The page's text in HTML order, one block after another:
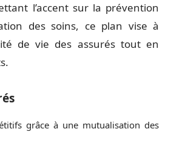
l’accent sur la prévention
des soins, ce plan vise à
de vie des assurés tout en
grâce à une mutualisation des